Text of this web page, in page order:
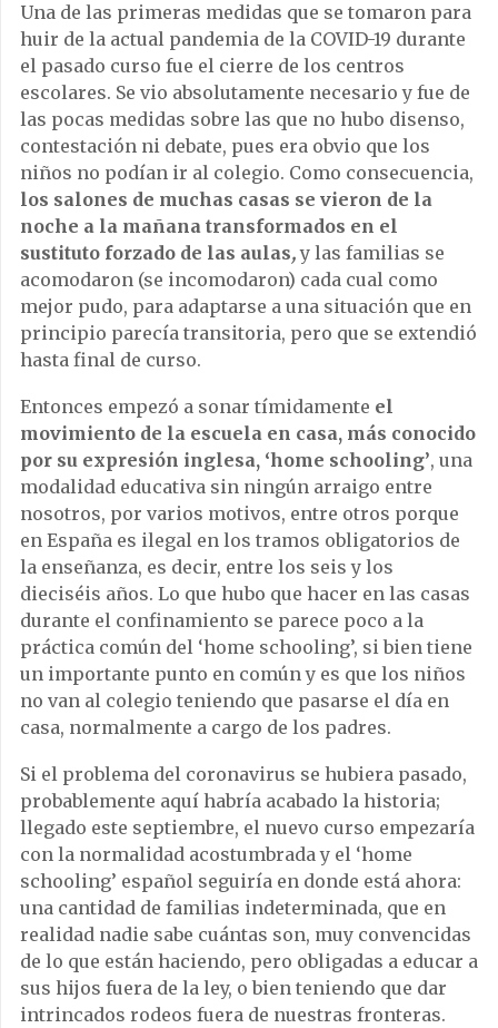
Una de las primeras medidas que se tomaron para
huir de la actual pandemia de la COVID-19 durante
el pasado curso fue el cierre de los centros
escolares. Se vio absolutamente necesario y fue de
las pocas medidas sobre las que no hubo disenso,
contestación ni debate, pues era obvio que los
niños no podían ir al colegio. Como consecuencia,
los salones de muchas casas se vieron de la
noche a la mañana transformados en el
sustituto forzado de las aulas,y las familias se
acomodaron (se incomodaron) cada cual como
mejor pudo, para adaptarse a una situación que en
principio parecía transitoria, pero que se extendió
hasta final de curso.
Entonces empezó a sonar tímidamente el
movimiento de la escuela en casa, más conocido
por su expresión inglesa, ‘home schooling’, una
modalidad educativa sin ningún arraigo entre
nosotros, por varios motivos, entre otros porque
en España es ilegal en los tramos obligatorios de
la enseñanza, es decir, entre los seis y los
dieciséis años. Lo que hubo que hacer en las casas
durante el confinamiento se parece poco a la
práctica común del ‘home schooling’, si bien tiene
un importante punto en común y es que los niños
no van al colegio teniendo que pasarse el día en
casa, normalmente a cargo de los padres.
Si el problema del coronavirus se hubiera pasado,
probablemente aquí habría acabado la historia;
llegado este septiembre, el nuevo curso empezaría
con la normalidad acostumbrada y el ‘home
schooling’ español seguiría en donde está ahora:
una cantidad de familias indeterminada, que en
realidad nadie sabe cuántas son, muy convencidas
de lo que están haciendo, pero obligadas a educar a
sus hijos fuera de la ley, o bien teniendo que dar
intrincados rodeos fuera de nuestras fronteras.